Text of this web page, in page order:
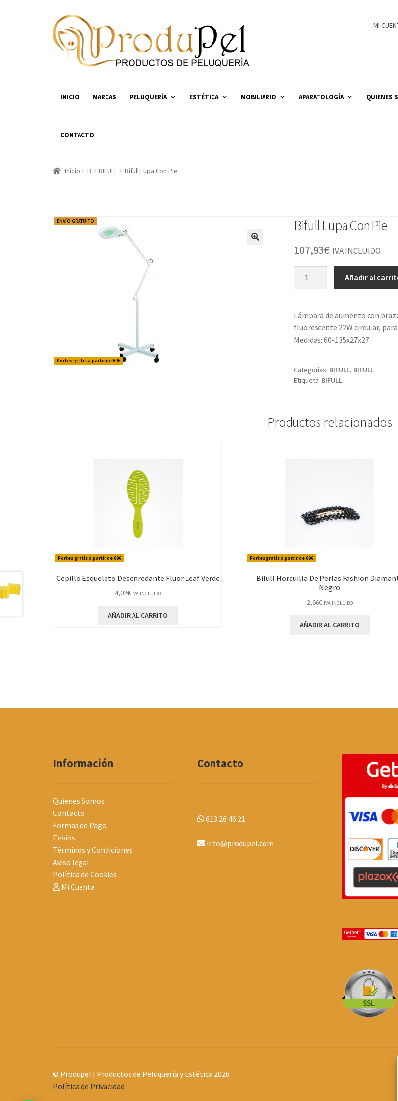
Ir
a
la
navegación
Ir
al
contenido
MI
INICIO MARCAS PELUQUERÍA ESTÉTICA MOBILIARIO APARATOLOGÍA QUIENES
CONTACTO
Inicio B BIFULL Bifull Lupa Con Pie
Portes gratis a partir de 69€
ENVÍO GRATUITO Bifull Lupa Con Pie
107,93€ IVA INCLUIDO
cantidad
Añadir al
Lámpara de aumento con
fluorescente 22W circular,
Medidas: 60-135x27x27
Categorías: BIFULL, BIFULL
Etiqueta: BIFULL
Productos relacionados
Portes gratis a partir de 69€
Cepillo Esqueleto Desenredante Fluor Leaf Verde
4,02€ IVA INCLUIDO
AÑADIR AL CARRITO
Portes gratis a partir de 69€
Bifull Horquilla De Perlas Fashion
Negro
2,66€ IVA INCLUIDO
AÑADIR AL CARRITO
Información
Quienes Somos
Contacto
Formas de Pago
Envios
Términos y Condiciones
Aviso legal
Política de Cookies
Mi Cuenta
Contacto
613 26 46 21
info@produpel.com
© Produpel | Productos de Peluquería y Estética 2026
Política de Privacidad